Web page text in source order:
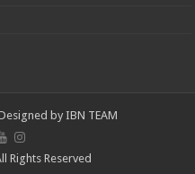
by IBN TEAM
Rights Reserved